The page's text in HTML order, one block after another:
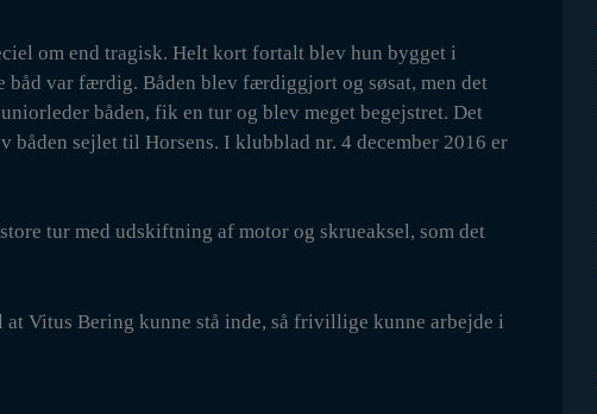
om end tragisk. Helt kort fortalt blev hun bygget i
var færdig. Båden blev færdiggjort og søsat, men det
båden, fik en tur og blev meget begejstret. Det
sejlet til Horsens. I klubblad nr. 4 december 2016 er
tur med udskiftning af motor og skrueaksel, som det
Vitus Bering kunne stå inde, så frivillige kunne arbejde i